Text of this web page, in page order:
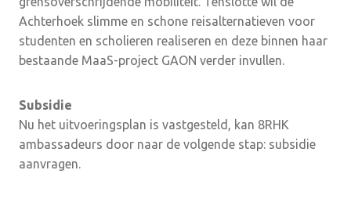
Achterhoek slimme en schone reisalternatieven voor
studenten en scholieren realiseren en deze binnen haar
bestaande MaaS-project GAON verder invullen.
Subsidie
Nu het uitvoeringsplan is vastgesteld, kan 8RHK
ambassadeurs door naar de volgende stap: subsidie
aanvragen.